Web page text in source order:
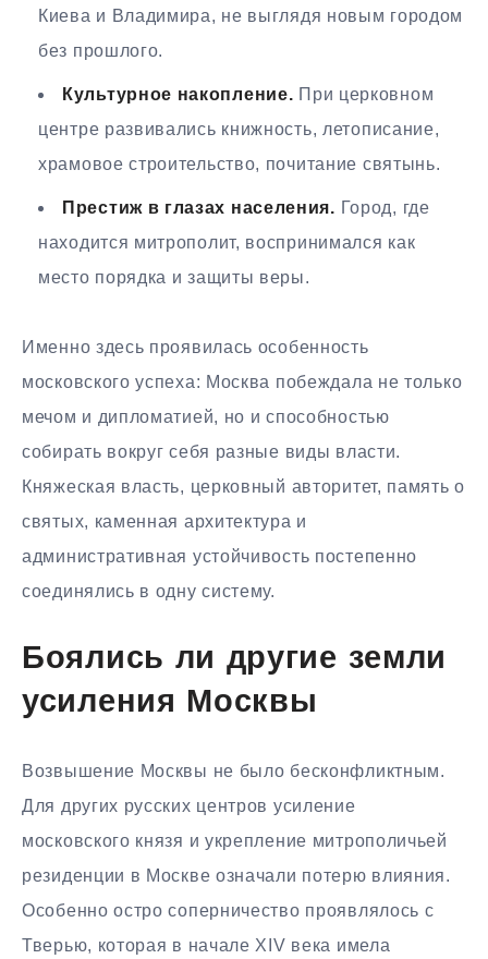
Киева и Владимира, не выглядя новым городом
без прошлого.
Культурное накопление. При церковном
центре развивались книжность, летописание,
храмовое строительство, почитание святынь.
Престиж в глазах населения. Город, где
находится митрополит, воспринимался как
место порядка и защиты веры.
Именно здесь проявилась особенность
московского успеха: Москва побеждала не только
мечом и дипломатией, но и способностью
собирать вокруг себя разные виды власти.
Княжеская власть, церковный авторитет, память о
святых, каменная архитектура и
административная устойчивость постепенно
соединялись в одну систему.
Боялись ли другие земли
усиления Москвы
Возвышение Москвы не было бесконфликтным.
Для других русских центров усиление
московского князя и укрепление митрополичьей
резиденции в Москве означали потерю влияния.
Особенно остро соперничество проявлялось с
Тверью, которая в начале XIV века имела